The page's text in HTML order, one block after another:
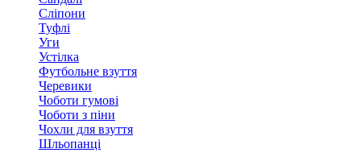
Сліпони
Туфлі
Уги
Устілка
Футбольне взуття
Черевики
Чоботи гумові
Чоботи з піни
Чохли для взуття
Шльопанці